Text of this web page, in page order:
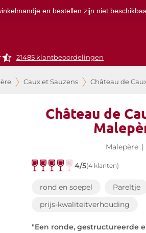
en bestellen zijn niet
21485 klantbeoordelingen
Caux et Sauzens Château de
Château de
Malepère |
4/5(4 klanten)
rond en soepel
Pareltje
prijs-kwaliteitverhouding
"Een ronde, gestructureerde